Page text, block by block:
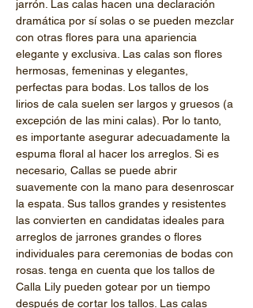
jarrón. Las calas hacen una declaración
dramática por sí solas o se pueden mezclar
con otras flores para una apariencia
elegante y exclusiva. Las calas son flores
hermosas, femeninas y elegantes,
perfectas para bodas. Los tallos de los
lirios de cala suelen ser largos y gruesos (a
excepción de las mini calas). Por lo tanto,
es importante asegurar adecuadamente la
espuma floral al hacer los arreglos. Si es
necesario, Callas se puede abrir
suavemente con la mano para desenroscar
la espata. Sus tallos grandes y resistentes
las convierten en candidatas ideales para
arreglos de jarrones grandes o flores
individuales para ceremonias de bodas con
rosas. tenga en cuenta que los tallos de
Calla Lily pueden gotear por un tiempo
después de cortar los tallos. Las calas